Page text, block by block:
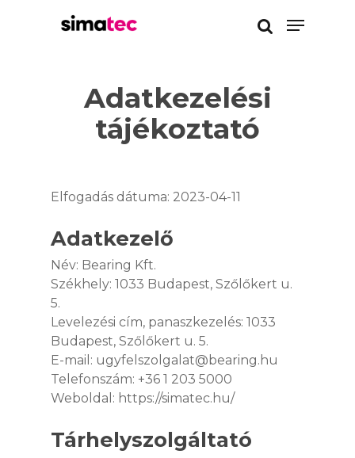
Enter a kereséshez
Adatkezelési
tájékoztató
Elfogadás dátuma: 2023-04-11
Adatkezelő
Név: Bearing Kft.
Székhely: 1033 Budapest, Szőlőkert u.
5.
Levelezési cím, panaszkezelés: 1033
Budapest, Szőlőkert u. 5.
E-mail: ugyfelszolgalat@bearing.hu
Telefonszám: +36 1 203 5000
Weboldal: https://simatec.hu/
Tárhelyszolgáltató